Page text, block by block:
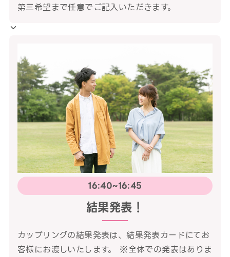
第三希望まで任意でご記入いただきます。
16:40~16:45
結果発表！
カップリングの結果発表は、結果発表カードにてお
客様にお渡しいたします。 ※全体での発表はありま